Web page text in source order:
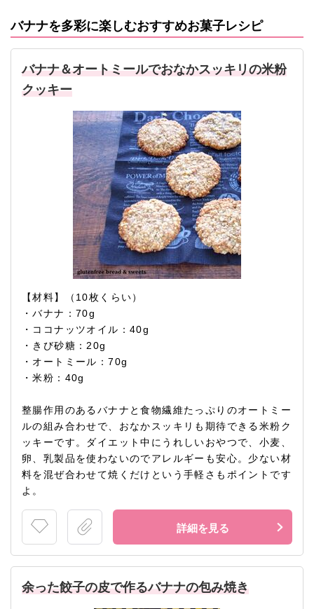
バナナを多彩に楽しむおすすめお菓子レシピ
バナナ＆オートミールでおなかスッキリの米粉
クッキー
【材料】（10枚くらい）
・バナナ：70g
・ココナッツオイル：40g
・きび砂糖：20g
・オートミール：70g
・米粉：40g
整腸作用のあるバナナと食物繊維たっぷりのオートミー
ルの組み合わせで、おなかスッキリも期待できる米粉ク
ッキーです。ダイエット中にうれしいおやつで、小麦、
卵、乳製品を使わないのでアレルギーも安心。少ない材
料を混ぜ合わせて焼くだけという手軽さもポイントです
よ。
詳細を見る
余った餃子の皮で作るバナナの包み焼き